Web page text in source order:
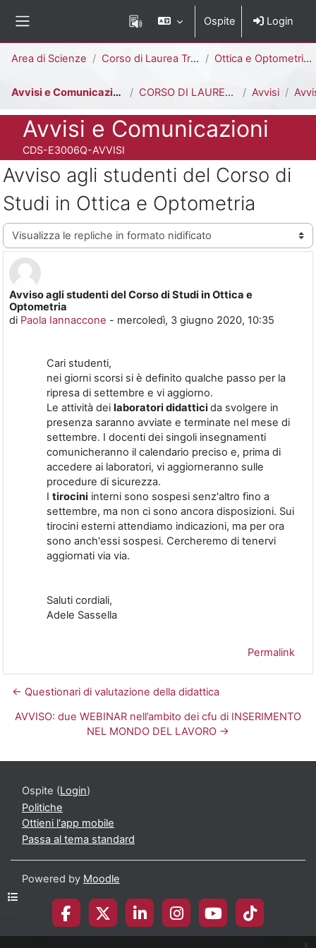
x
Ospite Login
Apri indice del corso
Area di Scienze Corso di Laurea Triennale Ottica e Optometria [E3006Q - E3002Q]
Avvisi e Comunicazioni CORSO DI LAUREA IN OTTICA E OPTOMETRIA Avvisi Avviso agli
Titolo del corso
Avvisi e Comunicazioni
Codice identificativo del corso
CDS-E3006Q-AVVISI
Avviso agli studenti del Corso di
Studi in Ottica e Optometria
Modalità visualizzazione
Avviso agli studenti del Corso di Studi in Ottica e
Optometria
di Paola Iannaccone - mercoledì, 3 giugno 2020, 10:35
Numero di risposte: 0
Cari studenti,
nei giorni scorsi si è definito qualche passo per la
ripresa di settembre e vi aggiorno.
Le attività dei laboratori didattici da svolgere in
presenza saranno avviate e terminate nel mese di
settembre. I docenti dei singoli insegnamenti
comunicheranno il calendario preciso e, prima di
accedere ai laboratori, vi aggiorneranno sulle
procedure di sicurezza.
I tirocini interni sono sospesi senz'altro fino a
settembre, ma non ci sono ancora disposizioni. Sui
tirocini esterni attendiamo indicazioni, ma per ora
sono anch'essi sospesi. Cercheremo di tenervi
aggiornati via via.
Saluti cordiali,
Adele Sassella
Permalink
← Questionari di valutazione della didattica
AVVISO: due WEBINAR nell’ambito dei cfu di INSERIMENTO
NEL MONDO DEL LAVORO →
Ospite (Login)
Politiche
Ottieni l'app mobile
Passa al tema standard
Powered by Moodle